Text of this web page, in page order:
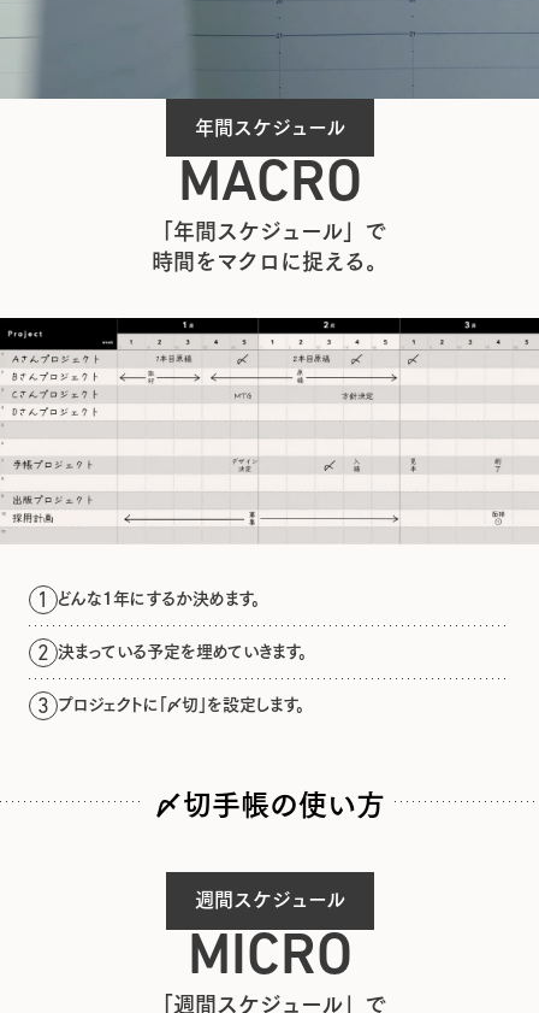
年間スケジュール
MACRO
「年間スケジュール」で
時間をマクロに捉える。
1 どんな1年にするか決めます。
2 決まっている予定を埋めていきます。
3 プロジェクトに「〆切」を設定します。
〆切手帳の使い方
週間スケジュール
MICRO
「週間スケジュール」で